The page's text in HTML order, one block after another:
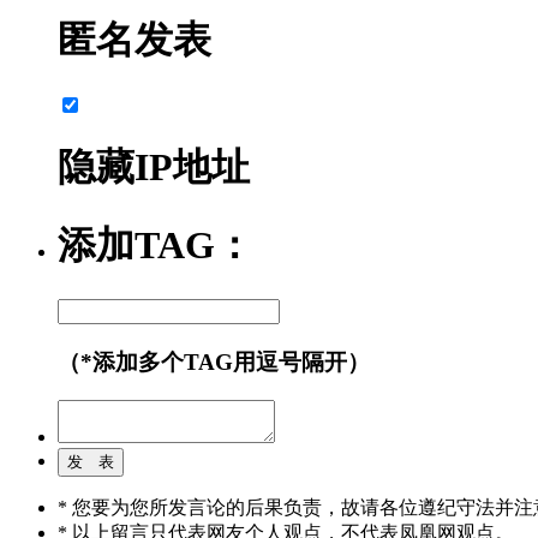
匿名发表
隐藏IP地址
添加TAG：
（*添加多个TAG用逗号隔开）
* 您要为您所发言论的后果负责，故请各位遵纪守法并注
* 以上留言只代表网友个人观点，不代表凤凰网观点。